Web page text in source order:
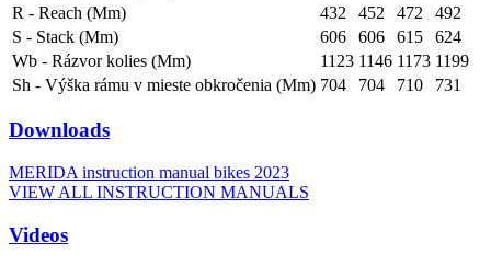
R - Reach (Mm)
432 452 472
492
S - Stack (Mm)
606 606 615
624
Wb - Rázvor kolies (Mm)
1123 1146 1173 1199
Sh - Výška rámu v mieste obkročenia (Mm) 704 704 710 731
Downloads
MERIDA instruction manual bikes 2023
VIEW ALL INSTRUCTION MANUALS
Videos